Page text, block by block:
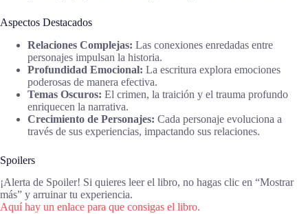
Aspectos Destacados
Relaciones Complejas: Las conexiones enredadas entre
personajes impulsan la historia.
Profundidad Emocional: La escritura explora emociones
poderosas de manera efectiva.
Temas Oscuros: El crimen, la traición y el trauma profundo
enriquecen la narrativa.
Crecimiento de Personajes: Cada personaje evoluciona a
través de sus experiencias, impactando sus relaciones.
Spoilers
¡Alerta de Spoiler! Si quieres leer el libro, no hagas clic en “Mostrar
más” y arruinar tu experiencia.
Aquí hay un enlace para que consigas el libro.